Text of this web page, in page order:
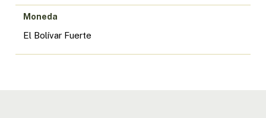
Moneda
El Bolívar Fuerte